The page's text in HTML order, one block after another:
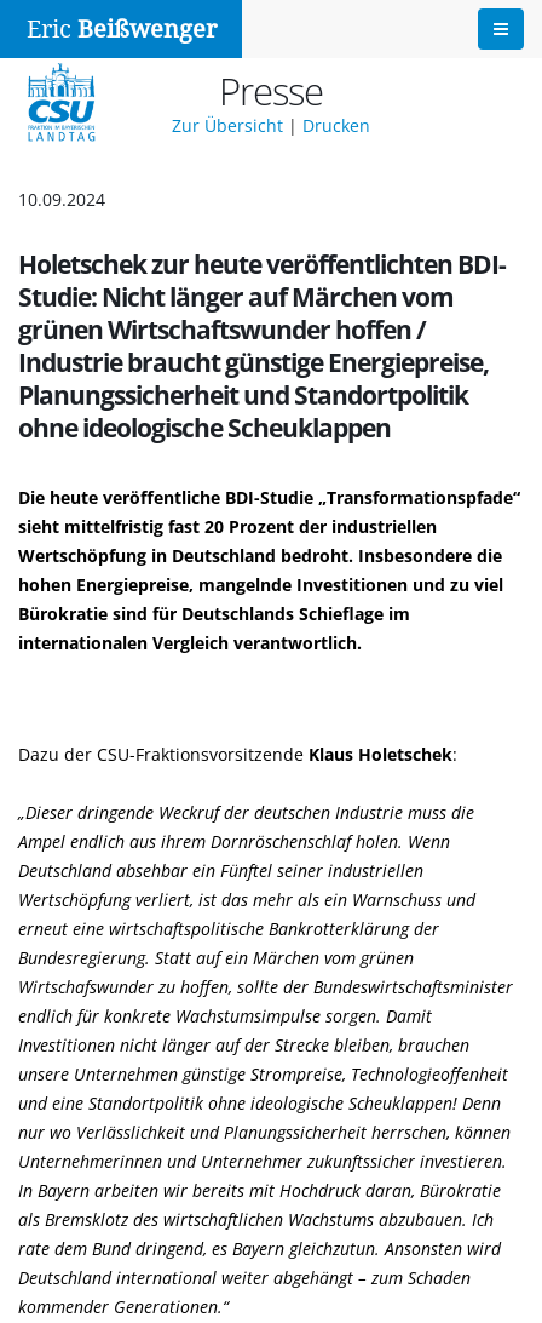
Eric Beißwenger
Presse
Zur Übersicht | Drucken
10.09.2024
Holetschek zur heute veröffentlichten BDI-
Studie: Nicht länger auf Märchen vom
grünen Wirtschaftswunder hoffen /
Industrie braucht günstige Energiepreise,
Planungssicherheit und Standortpolitik
ohne ideologische Scheuklappen
Die heute veröffentliche BDI-Studie „Transformationspfade“
sieht mittelfristig fast 20 Prozent der industriellen
Wertschöpfung in Deutschland bedroht. Insbesondere die
hohen Energiepreise, mangelnde Investitionen und zu viel
Bürokratie sind für Deutschlands Schieflage im
internationalen Vergleich verantwortlich.
Dazu der CSU-Fraktionsvorsitzende Klaus Holetschek:
Dieser dringende Weckruf der deutschen Industrie muss die
Ampel endlich aus ihrem Dornröschenschlaf holen. Wenn
Deutschland absehbar ein Fünftel seiner industriellen
Wertschöpfung verliert, ist das mehr als ein Warnschuss und
erneut eine wirtschaftspolitische Bankrotterklärung der
Bundesregierung. Statt auf ein Märchen vom grünen
Wirtschafswunder zu hoffen, sollte der Bundeswirtschaftsminister
endlich für konkrete Wachstumsimpulse sorgen. Damit
Investitionen nicht länger auf der Strecke bleiben, brauchen
unsere Unternehmen günstige Strompreise, Technologieoffenheit
und eine Standortpolitik ohne ideologische Scheuklappen! Denn
nur wo Verlässlichkeit und Planungssicherheit herrschen, können
Unternehmerinnen und Unternehmer zukunftssicher investieren.
In Bayern arbeiten wir bereits mit Hochdruck daran, Bürokratie
als Bremsklotz des wirtschaftlichen Wachstums abzubauen. Ich
rate dem Bund dringend, es Bayern gleichzutun. Ansonsten wird
Deutschland international weiter abgehängt – zum Schaden
kommender Generationen.“